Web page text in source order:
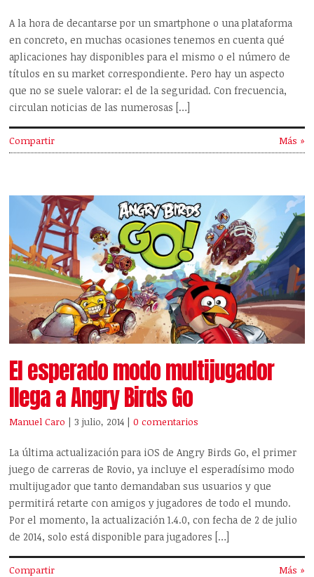
A la hora de decantarse por un smartphone o una plataforma
en concreto, en muchas ocasiones tenemos en cuenta qué
aplicaciones hay disponibles para el mismo o el número de
títulos en su market correspondiente. Pero hay un aspecto
que no se suele valorar: el de la seguridad. Con frecuencia,
circulan noticias de las numerosas […]
Compartir Más »
El esperado modo multijugador
llega a Angry Birds Go
Manuel Caro | 3 julio, 2014 |0 comentarios
La última actualización para iOS de Angry Birds Go, el primer
juego de carreras de Rovio, ya incluye el esperadísimo modo
multijugador que tanto demandaban sus usuarios y que
permitirá retarte con amigos y jugadores de todo el mundo.
Por el momento, la actualización 1.4.0, con fecha de 2 de julio
de 2014, solo está disponible para jugadores […]
Compartir Más »